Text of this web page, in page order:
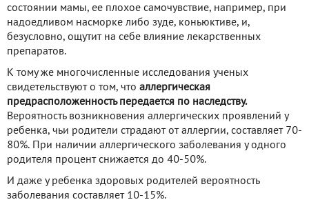
состоянии мамы, ее плохое самочувствие, например, при
надоедливом насморке либо зуде, коньюктиве, и,
безусловно, ощутит на себе влияние лекарственных
препаратов.
К тому же многочисленные исследования ученых
свидетельствуют о том, что аллергическая
предрасположенность передается по наследству.
Вероятность возникновения аллергических проявлений у
ребенка, чьи родители страдают от аллергии, составляет 70-
80%. При наличии аллергического заболевания у одного
родителя процент снижается до 40-50%.
И даже у ребенка здоровых родителей вероятность
заболевания составляет 10-15%.